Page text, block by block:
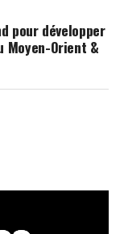
pour développer
Moyen-Orient &